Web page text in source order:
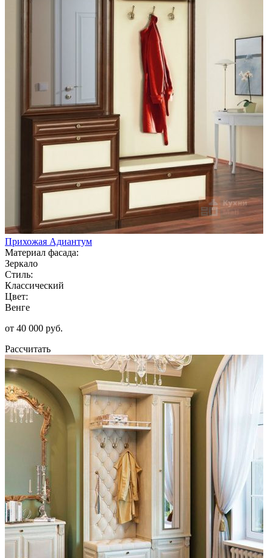
Прихожая Адиантум
Материал фасада:
Зеркало
Стиль:
Классический
Цвет:
Венге
от 40 000 руб.
Рассчитать